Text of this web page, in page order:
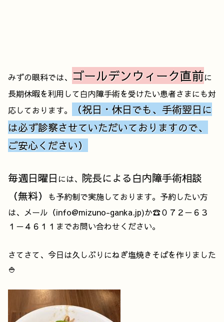
みずの眼科では、 ゴールデンウィーク直前に
長期休暇を利用して白内障手術を受けたい患者さまにも対
応しております。
（祝日・休日でも、手術翌日に
は必ず診察させていただいておりますので、
ご安心ください）
毎週日曜日 には、 院長による白内障手術相談
（無料）
も予約制で実施しております。予約したい方
は、メール（info@mizuno-ganka.jp)か☎０７２－６３
１－４６１１までお問い合わせください。
さてさて、今日は久しぶりにねぎ塩焼きそばを作りました
🍚